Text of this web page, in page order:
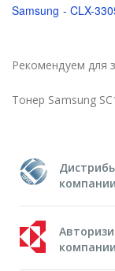
Samsung - CLX-
Рекомендуем для
Тонер Samsung